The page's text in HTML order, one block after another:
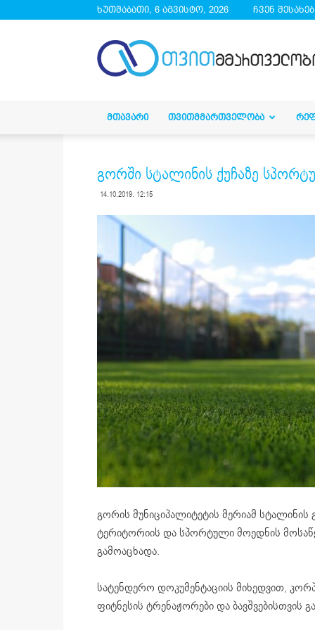
ხუთშაბათი, 6 აგვისტო, 2026 ჩვენ შესახებ
ᲛᲗᲐᲕᲐᲠᲘ ᲗᲕᲘᲗᲛᲛᲐᲠᲗᲕᲔᲚᲝᲑᲐ
გორში სტალინის ქუჩაზე
14.10.2019. 12:15
გორის მუნიციპალიტეტის მერიამ სტალინის
ტერიტორიის და სპორტული მოედნის
გამოაცხადა.
სატენდერო დოკუმენტაციის მიხედვით,
ფიტნესის ტრენაჟორები და ბავშვებისთვის